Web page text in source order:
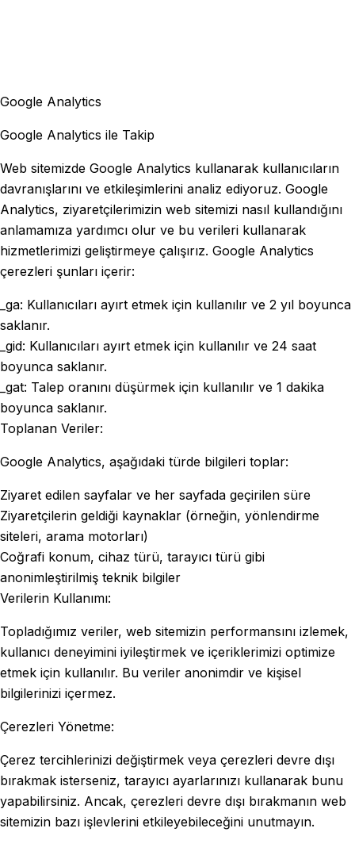
Google Analytics
Google Analytics ile Takip
Web sitemizde Google Analytics kullanarak kullanıcıların
davranışlarını ve etkileşimlerini analiz ediyoruz. Google
Analytics, ziyaretçilerimizin web sitemizi nasıl kullandığını
anlamamıza yardımcı olur ve bu verileri kullanarak
hizmetlerimizi geliştirmeye çalışırız. Google Analytics
çerezleri şunları içerir:
_ga: Kullanıcıları ayırt etmek için kullanılır ve 2 yıl boyunca
saklanır.
_gid: Kullanıcıları ayırt etmek için kullanılır ve 24 saat
boyunca saklanır.
_gat: Talep oranını düşürmek için kullanılır ve 1 dakika
boyunca saklanır.
Toplanan Veriler:
Google Analytics, aşağıdaki türde bilgileri toplar:
Ziyaret edilen sayfalar ve her sayfada geçirilen süre
Ziyaretçilerin geldiği kaynaklar (örneğin, yönlendirme
siteleri, arama motorları)
Coğrafi konum, cihaz türü, tarayıcı türü gibi
anonimleştirilmiş teknik bilgiler
Verilerin Kullanımı:
Topladığımız veriler, web sitemizin performansını izlemek,
kullanıcı deneyimini iyileştirmek ve içeriklerimizi optimize
etmek için kullanılır. Bu veriler anonimdir ve kişisel
bilgilerinizi içermez.
Çerezleri Yönetme:
Çerez tercihlerinizi değiştirmek veya çerezleri devre dışı
bırakmak isterseniz, tarayıcı ayarlarınızı kullanarak bunu
yapabilirsiniz. Ancak, çerezleri devre dışı bırakmanın web
sitemizin bazı işlevlerini etkileyebileceğini unutmayın.